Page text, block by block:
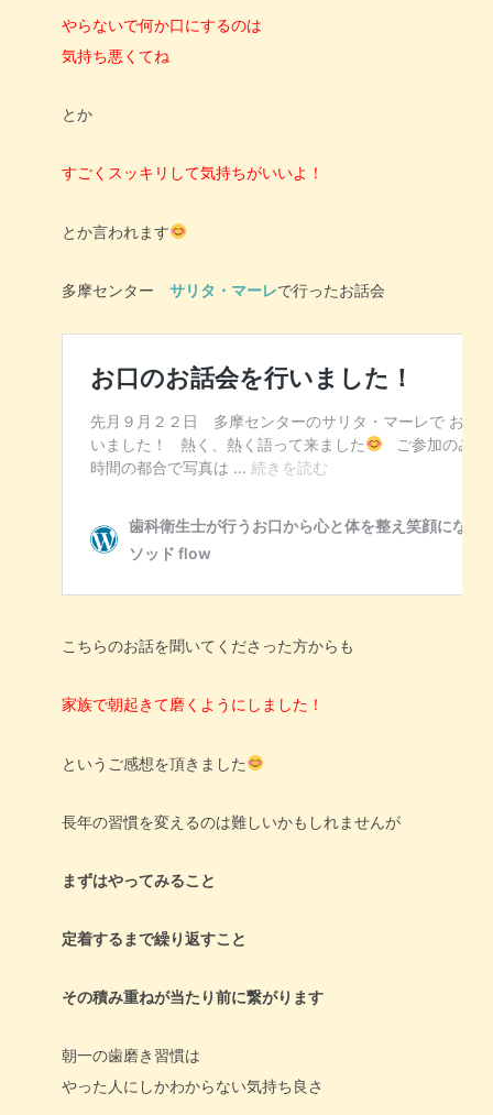
やらないで何か口にするのは
気持ち悪くてね
とか
すごくスッキリして気持ちがいいよ！
とか言われます
多摩センター サリタ・マーレで行ったお話会
こちらのお話を聞いてくださった方からも
家族で朝起きて磨くようにしました！
というご感想を頂きました
長年の習慣を変えるのは難しいかもしれませんが
まずはやってみること
定着するまで繰り返すこと
その積み重ねが当たり前に繋がります
朝一の歯磨き習慣は
やった人にしかわからない気持ち良さ